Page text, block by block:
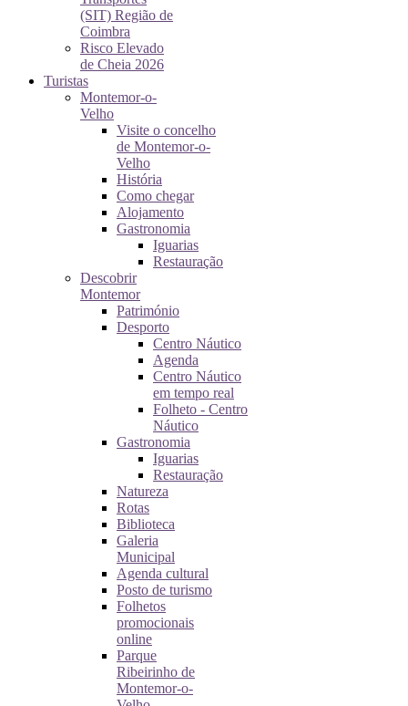
(SIT) Região de
Coimbra
Risco Elevado
de Cheia 2026
Turistas
Montemor-o-
Velho
Visite o concelho
de Montemor-o-
Velho
História
Como chegar
Alojamento
Gastronomia
Iguarias
Restauração
Descobrir
Montemor
Património
Desporto
Centro Náutico
Agenda
Centro Náutico
em tempo real
Folheto - Centro
Náutico
Gastronomia
Iguarias
Restauração
Natureza
Rotas
Biblioteca
Galeria
Municipal
Agenda cultural
Posto de turismo
Folhetos
promocionais
online
Parque
Ribeirinho de
Montemor-o-